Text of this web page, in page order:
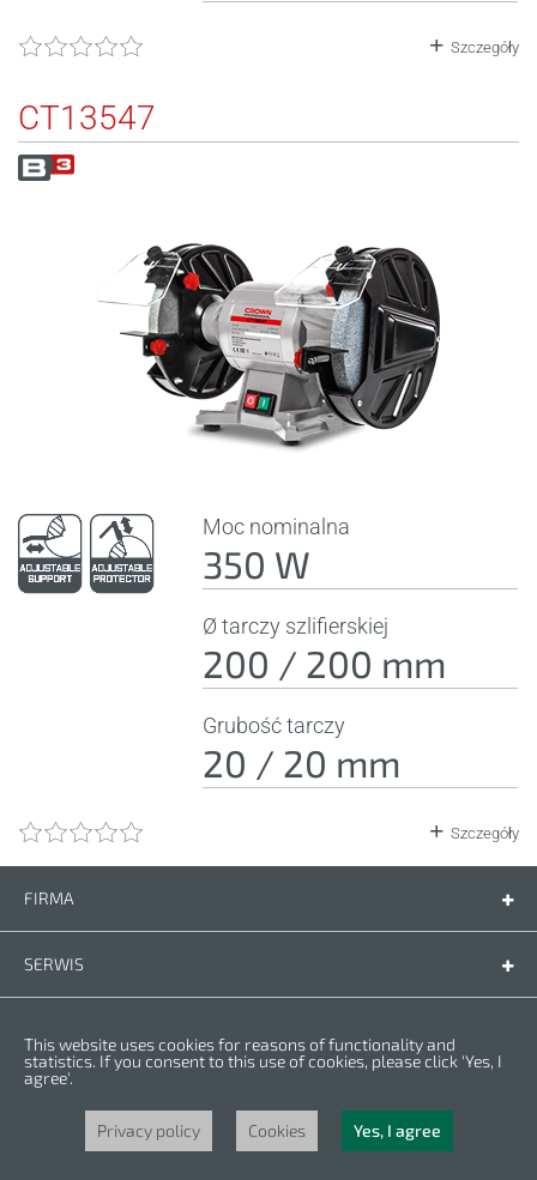
Szczegóły
CT13547
Moc nominalna
350 W
Ø tarczy szlifierskiej
200 / 200 mm
Grubość tarczy
20 / 20 mm
Szczegóły
FIRMA
SERWIS
Warunki gwarancji
Polityka prywatności
Cookies
Copyright © 2023 CROWN. Wszelkie prawa zastrzeżone. CROWN jest
zarejestrowanym znakiem handlowym. | CROWN należy do grupy Merit Link.
This website uses cookies for reasons of functionality and
statistics. If you consent to this use of cookies, please click 'Yes, I
agree'.
Privacy policy Cookies Yes, I agree